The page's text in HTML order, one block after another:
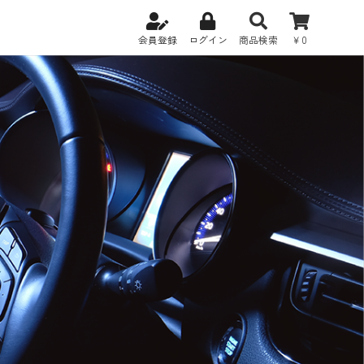
会員登録 ログイン 商品検索 ￥0